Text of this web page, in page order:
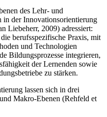
des Lehr- und
in der Innovationsorientierung
Liebeherr, 2009) adressiert:
berufsspezifische Praxis, mit
und Technologien
Bildungsprozesse integrieren,
der Lernenden sowie
zu stärken.
lassen sich in drei
Makro-Ebenen (Rehfeld et